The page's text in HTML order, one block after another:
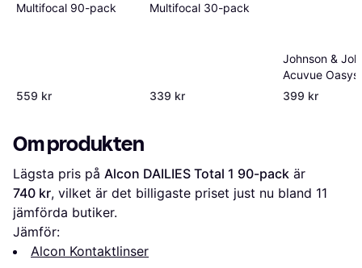
Multifocal 90-pack
559 kr
Multifocal 30-pack
339 kr
Johnson &
Acuvue Oasys
with
399 kr
Om produkten
Lägsta pris på Alcon DAILIES Total 1 90-pack
740 kr, vilket är det billigaste priset just nu bland 11
jämförda butiker.
Jämför:
Alcon Kontaktlinser